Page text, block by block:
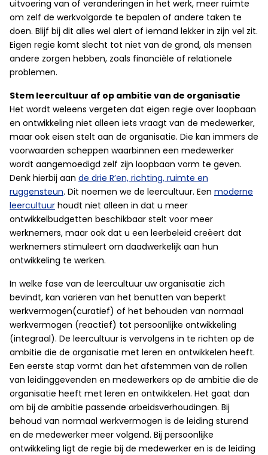
uitvoering van of veranderingen in het werk, meer ruimte
om zelf de werkvolgorde te bepalen of andere taken te
doen. Blijf bij dit alles wel alert of iemand lekker in zijn vel zit.
Eigen regie komt slecht tot niet van de grond, als mensen
andere zorgen hebben, zoals financiële of relationele
problemen.
Stem leercultuur af op ambitie van de organisatie
Het wordt weleens vergeten dat eigen regie over loopbaan
en ontwikkeling niet alleen iets vraagt van de medewerker,
maar ook eisen stelt aan de organisatie. Die kan immers de
voorwaarden scheppen waarbinnen een medewerker
wordt aangemoedigd zelf zijn loopbaan vorm te geven.
Denk hierbij aan de drie R’en, richting, ruimte en
ruggensteun. Dit noemen we de leercultuur. Een moderne
leercultuur houdt niet alleen in dat u meer
ontwikkelbudgetten beschikbaar stelt voor meer
werknemers, maar ook dat u een leerbeleid creëert dat
werknemers stimuleert om daadwerkelijk aan hun
ontwikkeling te werken.
In welke fase van de leercultuur uw organisatie zich
bevindt, kan variëren van het benutten van beperkt
werkvermogen(curatief) of het behouden van normaal
werkvermogen (reactief) tot persoonlijke ontwikkeling
(integraal). De leercultuur is vervolgens in te richten op de
ambitie die de organisatie met leren en ontwikkelen heeft.
Een eerste stap vormt dan het afstemmen van de rollen
van leidinggevenden en medewerkers op de ambitie die de
organisatie heeft met leren en ontwikkelen. Het gaat dan
om bij de ambitie passende arbeidsverhoudingen. Bij
behoud van normaal werkvermogen is de leiding sturend
en de medewerker meer volgend. Bij persoonlijke
ontwikkeling ligt de regie bij de medewerker en is de leiding